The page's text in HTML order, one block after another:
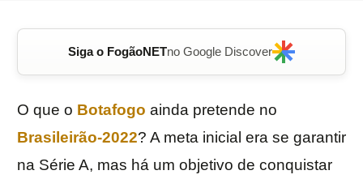
Siga o FogãoNETno Google Discover
O que o Botafogo ainda pretende no
Brasileirão-2022? A meta inicial era se garantir
na Série A, mas há um objetivo de conquistar